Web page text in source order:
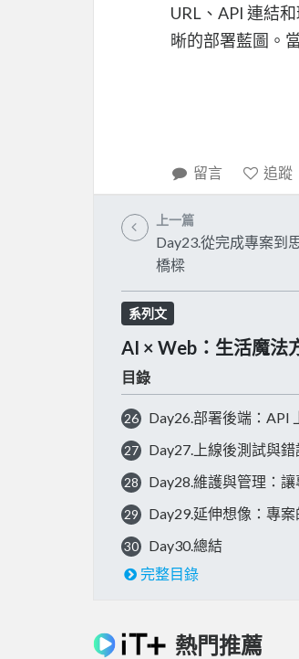
URL、API 連結
晰的部署藍圖。
留言 追蹤
上一篇
Day23.從完成專案到
橋樑
系列文
AI × Web：生活魔法
目錄
26 Day26.部署後端：API
27 Day27.上線後測試與錯
28 Day28.維護與管理：
29 Day29.延伸想像：專
30
Day30.總結
完整目錄
熱門推薦